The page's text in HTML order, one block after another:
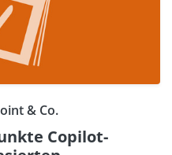
& Co.
Copilot-